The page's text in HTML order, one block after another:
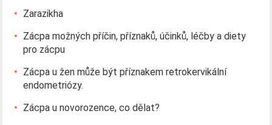
Zarazikha
Zácpa možných příčin, příznaků, účinků, léčby a diety
pro zácpu
Zácpa u žen může být příznakem retrokervikální
endometriózy.
Zácpa u novorozence, co dělat?